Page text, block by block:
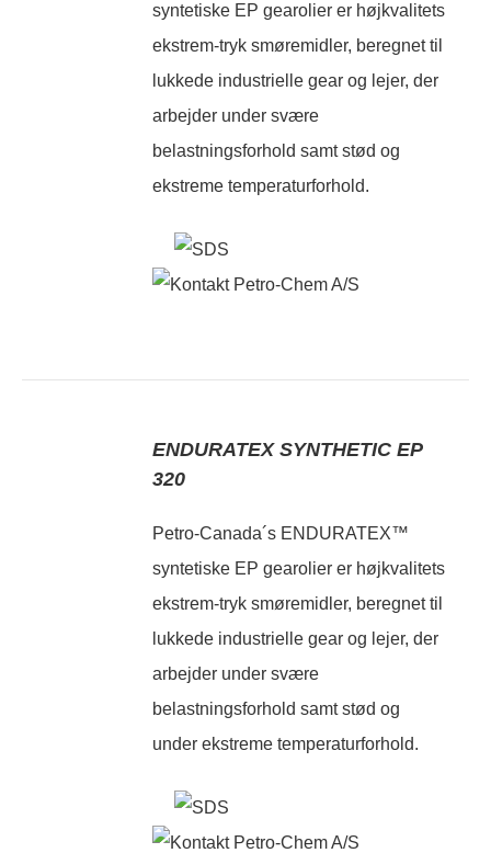
syntetiske EP gearolier er højkvalitets
ekstrem-tryk smøremidler, beregnet til
lukkede industrielle gear og lejer, der
arbejder under svære
belastningsforhold samt stød og
ekstreme temperaturforhold.
ENDURATEX SYNTHETIC EP
320
Petro-Canada´s ENDURATEX™
syntetiske EP gearolier er højkvalitets
ekstrem-tryk smøremidler, beregnet til
lukkede industrielle gear og lejer, der
arbejder under svære
belastningsforhold samt stød og
under ekstreme temperaturforhold.